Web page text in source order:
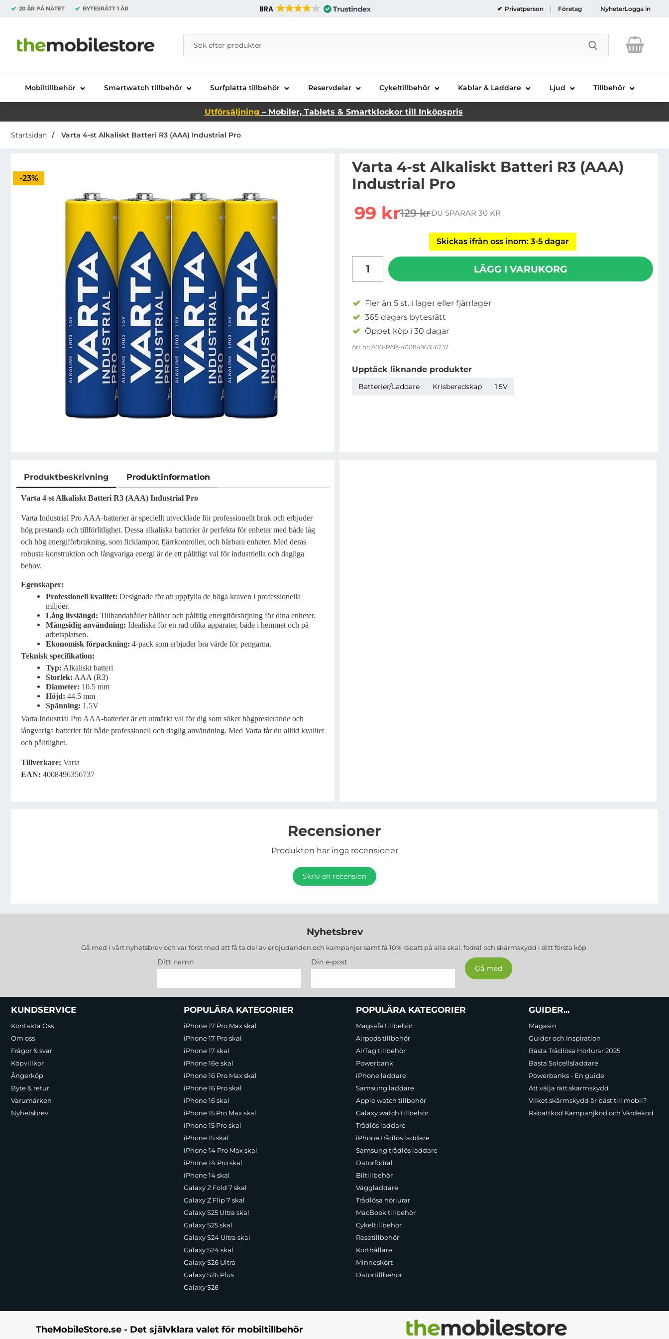
20 ÅR PÅ NÄTET BYTESRÄTT 1 ÅR BRA Privatperson Företag NyheterLogga in
Startsidan för Danira Telecom AB
Sök
Sök på Danira Telecom AB
Genomför
Mobiltillbehör Smartwatch tillbehör Surfplatta tillbehör Reservdelar Cykeltillbehör Kablar & Laddare Ljud Tillbehör
Utförsäljning – Mobiler, Tablets & Smartklockor till Inköpspris
Startsidan Varta 4-st Alkaliskt Batteri R3 (AAA) Industrial Pro
Priset är nedsatt med
-23%
Varta 4-st Alkaliskt Batteri R3 (AAA)
Industrial Pro
rea pris
99 krtidigare pris
129 krDU SPARAR 30 KR
Skickas ifrån oss inom: 3-5 dagar
LÄGG I VARUKORG
Fler än 5 st. i lager eller fjärrlager
365 dagars bytesrätt
Öppet köp i 30 dagar
Art nr: A00-PAR-4008496356737
Upptäck liknande produkter
Batterier/Laddare Krisberedskap 1.5V
Produktbeskrivning Produktinformation
Produktbeskrivning
Varta 4-st Alkaliskt Batteri R3 (AAA) Industrial Pro
Varta Industrial Pro AAA-batterier är speciellt utvecklade för professionellt bruk och erbjuder
hög prestanda och tillförlitlighet. Dessa alkaliska batterier är perfekta för enheter med både låg
och hög energiförbrukning, som ficklampor, fjärrkontroller, och bärbara enheter. Med deras
robusta konstruktion och långvariga energi är de ett pålitligt val för industriella och dagliga
behov.
Egenskaper:
Professionell kvalitet: Designade för att uppfylla de höga kraven i professionella
miljöer.
Lång livslängd: Tillhandahåller hållbar och pålitlig energiförsörjning för dina enheter.
Mångsidig användning: Idealiska för en rad olika apparater, både i hemmet och på
arbetsplatsen.
Ekonomisk förpackning: 4-pack som erbjuder bra värde för pengarna.
Teknisk specifikation:
Typ: Alkaliskt batteri
Storlek: AAA (R3)
Diameter: 10.5 mm
Höjd: 44.5 mm
Spänning: 1.5V
Varta Industrial Pro AAA-batterier är ett utmärkt val för dig som söker högpresterande och
långvariga batterier för både professionell och daglig användning. Med Varta får du alltid kvalitet
och pålitlighet.
Tillverkare: Varta
EAN: 4008496356737
Recensioner
Produkten har inga recensioner
Skriv en recension
Nyhetsbrev
Gå med i vårt nyhetsbrev och var först med att få ta del av erbjudanden och kampanjer samt få 10% rabatt på alla skal, fodral och skärmskydd i ditt första köp.
Ditt namn Din e-post
Sidfot Blandad info och länkar
KUNDSERVICE
Kontakta Oss
Om oss
Frågor & svar
Köpvillkor
Ångerköp
Byte & retur
Varumärken
Nyhetsbrev
POPULÄRA KATEGORIER
iPhone 17 Pro Max skal
iPhone 17 Pro skal
iPhone 17 skal
iPhone 16e skal
iPhone 16 Pro Max skal
iPhone 16 Pro skal
iPhone 16 skal
iPhone 15 Pro Max skal
iPhone 15 Pro skal
iPhone 15 skal
iPhone 14 Pro Max skal
iPhone 14 Pro skal
iPhone 14 skal
Galaxy Z Fold 7 skal
Galaxy Z Flip 7 skal
Galaxy S25 Ultra skal
Galaxy S25 skal
Galaxy S24 Ultra skal
Galaxy S24 skal
Galaxy S26 Ultra
Galaxy S26 Plus
Galaxy S26
POPULÄRA KATEGORIER
Magsafe tillbehör
Airpods tillbehör
AirTag tillbehör
Powerbank
iPhone laddare
Samsung laddare
Apple watch tillbehör
Galaxy watch tillbehör
Trådlös laddare
iPhone trådlös laddare
Samsung trådlös laddare
Datorfodral
Biltillbehör
Väggladdare
Trådlösa hörlurar
MacBook tillbehör
Cykeltillbehör
Resetillbehör
Korthållare
Minneskort
Datortillbehör
GUIDER...
Magasin
Guider och Inspiration
Bästa Trådlösa Hörlurar 2025
Bästa Solcellsladdare
Powerbanks - En guide
Att välja rätt skärmskydd
Vilket skärmskydd är bäst till mobil?
Rabattkod Kampanjkod och Värdekod
TheMobileStore.se - Det självklara valet för mobiltillbehör